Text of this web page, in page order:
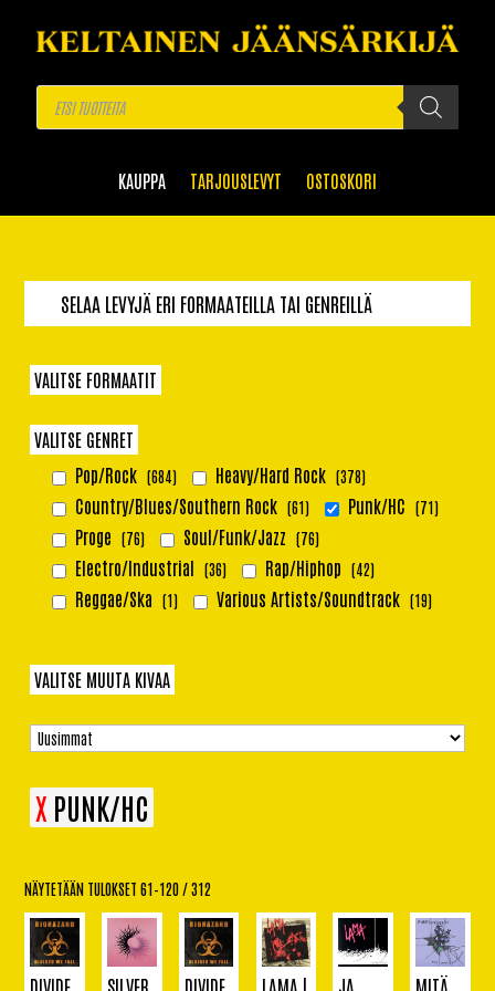
Products
search
KAUPPA TARJOUSLEVYT OSTOSKORI
SELAA LEVYJÄ ERI FORMAATEILLA TAI GENREILLÄ
VALITSE FORMAATIT
VALITSE GENRET
Pop/Rock (684) Heavy/Hard Rock (378)
Country/Blues/Southern Rock (61) Punk/HC (71)
Proge (76) Soul/Funk/Jazz (76)
Electro/Industrial (36) Rap/Hiphop (42)
Reggae/Ska (1) Various Artists/Soundtrack (19)
VALITSE MUUTA KIVAA
Uutuus (13)
Sort Products
X PUNK/HC
NÄYTETÄÄN TULOKSET 61–120 / 312
DIVIDE SILVER DIVIDE LAMA | JA MITÄ